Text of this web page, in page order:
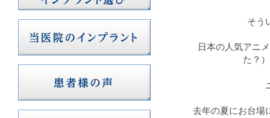
そう
日本の人気アニ
た？
去年の夏にお台場